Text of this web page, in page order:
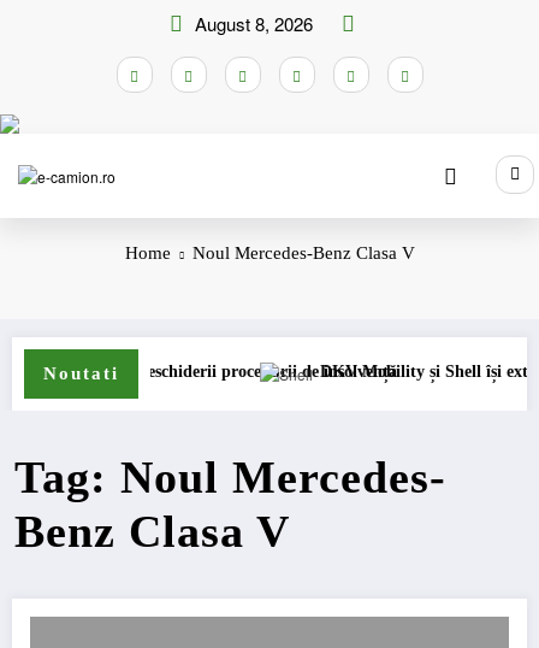
August 8, 2026
Home Noul Mercedes-Benz Clasa V
Noutati
cererea deschiderii procedurii de insolvențăDKV Mobility și Shell își extind
Tag: Noul Mercedes-
Benz Clasa V